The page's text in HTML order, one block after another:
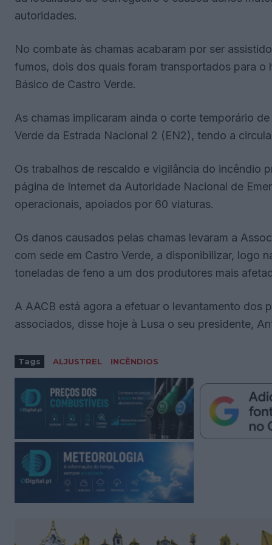
autoridades.
No combate às chamas acabaram por ser
fumos, dois dos quais foram transportados para
Básico de Castro Verde.
As chamas implicaram ainda o corte temporário
Verde da Estrada Nacional 2 (EN2), tendo a
Os trabalhos de rescaldo e vigilância do incêndio
página de Internet da Autoridade Nacional de
operacionais, apoiados por 60 viaturas.
Os danos causados pelas chamas levaram a
com sede em Castro Verde, a disponibilizar, logo
toneladas de feno a um dos produtores mais
A AACB está agora a efetuar o levantamento dos
associados, disse hoje à Lusa o seu presidente,
Tags ALJUSTREL INCÊNDIOS